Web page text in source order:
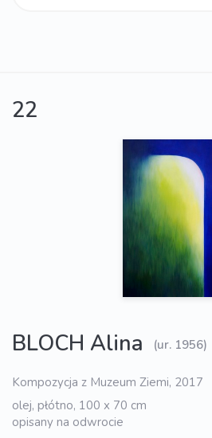
22
BLOCH Alina (ur. 1956)
Kompozycja z Muzeum Ziemi, 2017
olej, płótno, 100 x 70 cm
opisany na odwrocie